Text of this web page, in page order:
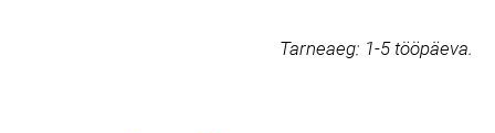
Tarneaeg: 1-5 tööpäeva.